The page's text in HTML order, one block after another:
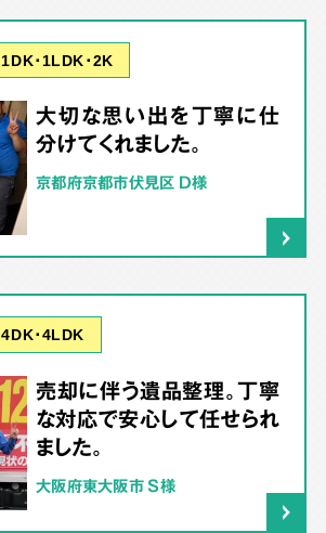
1DK･1LDK･2K
大切な思い出を丁寧に仕
分けてくれました。
京都府京都市伏見区 D様
4DK･4LDK
売却に伴う遺品整理。丁寧
な対応で安心して任せられ
ました。
大阪府東大阪市 S様